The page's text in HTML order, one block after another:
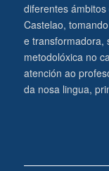
diferentes
Castelao,
e transformadora,
metodolóxica no
atención ao
da nosa lingua,